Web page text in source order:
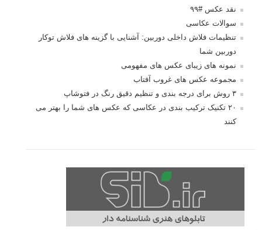
نقد عکس #۹۹
سوالات عکاسی
تنظیمات فلاش داخلی دوربین: آشنایی با گزینه های فلاش توکار
دوربین شما
نمونه های زیبای عکس های مفهومی
مجموعه عکس های غروب آفتاب
۳ روش برای درجه بندی و تنظیم دقیق رنگ در فتوشاپ
۲۰ تکنیک ترکیب بندی در عکاسی که عکس های شما را بهتر می
کنند